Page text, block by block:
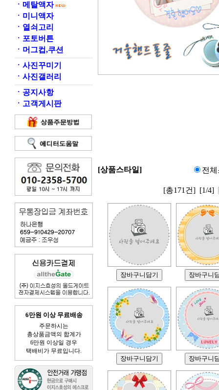
ㆍ 메탈액자
ㆍ 미니액자
ㆍ 열쇠고리
ㆍ 포토버튼
ㆍ 머그컵,쿠션
ㆍ 사진꾸미기
ㆍ 사진갤러리
ㆍ 공지사항
ㆍ 고객게시판
6만원 이상 무료배송
주문하시는
총상품금액의 합계가
6만원 이상일 경우
택배비가 무료입니다.
[상품스타일] 전
[총171건] [1/4]